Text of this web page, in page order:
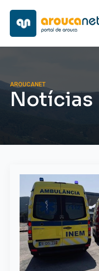
AROUCANET
Notícias